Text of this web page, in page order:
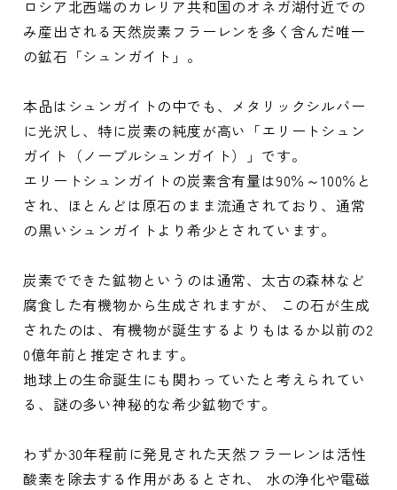
ロシア北西端のカレリア共和国のオネガ湖付近での
み産出される天然炭素フラーレンを多く含んだ唯一
の鉱石「シュンガイト」。
本品はシュンガイトの中でも、メタリックシルバー
に光沢し、特に炭素の純度が高い「エリートシュン
ガイト（ノーブルシュンガイト）」です。
エリートシュンガイトの炭素含有量は90％～100％と
され、ほとんどは原石のまま流通されており、通常
の黒いシュンガイトより希少とされています。
炭素でできた鉱物というのは通常、太古の森林など
腐食した有機物から生成されますが、 この石が生成
されたのは、有機物が誕生するよりもはるか以前の2
0億年前と推定されます。
地球上の生命誕生にも関わっていたと考えられてい
る、謎の多い神秘的な希少鉱物です。
わずか30年程前に発見された天然フラーレンは活性
酸素を除去する作用があるとされ、 水の浄化や電磁